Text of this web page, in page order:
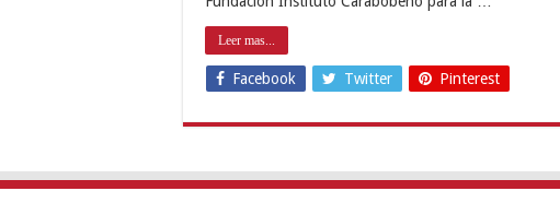
Leer mas...
Facebook Twitter Pinterest